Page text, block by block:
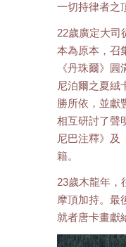
一切持律者之
22歲廣定大司
本為原本，召
《丹珠爾》
尼泊爾之夏絨
勝所依，並獻
相互研討了聲
尼巴注釋》及
籍。
23歲木龍年，
摩頂加持。最
就者唐卡畫獻